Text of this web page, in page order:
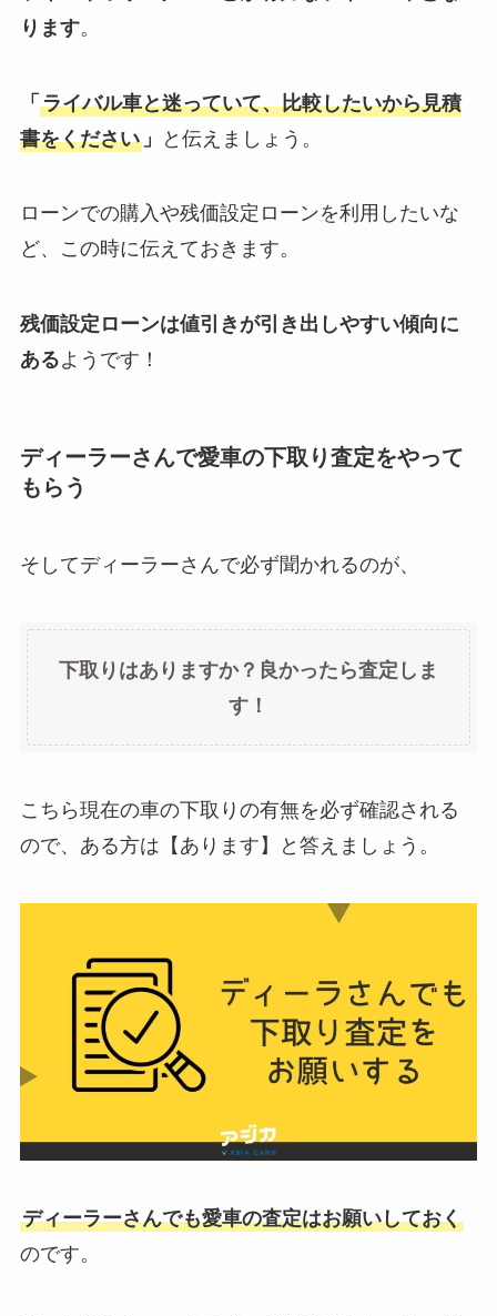
ります。
「 ライバル車と迷っていて、比較したいから見積
書をください」 と伝えましょう。
ローンでの購入や残価設定ローンを利用したいな
ど、この時に伝えておきます。
残価設定ローンは値引きが引き出しやすい傾向に
あるようです！
ディーラーさんで愛車の下取り査定をやって
もらう
そしてディーラーさんで必ず聞かれるのが、
下取りはありますか？良かったら査定しま
す！
こちら現在の車の下取りの有無を必ず確認される
ので、ある方は【あります】と答えましょう。
ディーラーさんでも愛車の査定はお願いしておく
のです。